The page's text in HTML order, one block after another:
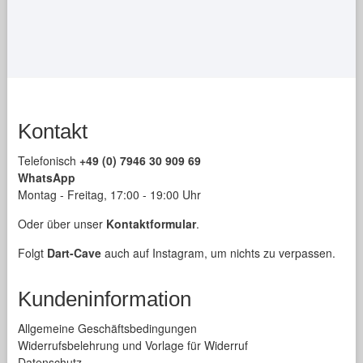
werden
Kontakt
Telefonisch +49 (0) 7946 30 909 69
WhatsApp
Montag - Freitag, 17:00 - 19:00 Uhr
Oder über unser Kontaktformular.
Folgt Dart-Caveauch auf Instagram, um nichts zu verpassen.
Kundeninformation
Allgemeine Geschäftsbedingungen
Widerrufsbelehrung und Vorlage für Widerruf